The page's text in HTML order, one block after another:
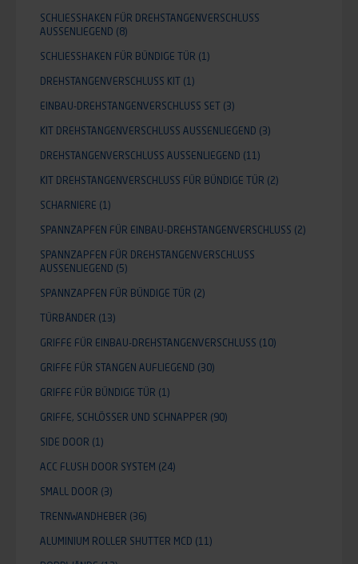
SCHLIESSHAKEN FÜR DREHSTANGENVERSCHLUSS A
USSENLIEGEND
(8)
SCHLIESSHAKEN FÜR BÜNDIGE TÜR (1)
DREHSTANGENVERSCHLUSS KIT (1)
EINBAU-DREHSTANGENVERSCHLUSS SET (3)
KIT DREHSTANGENVERSCHLUSS AUSSENLIEGEND (3)
DREHSTANGENVERSCHLUSS AUSSENLIEGEND (11)
KIT DREHSTANGENVERSCHLUSS FÜR BÜNDIGE TÜR (2)
SCHARNIERE (1)
SPANNZAPFEN FÜR EINBAU-DREHSTANGENVERSCHLUSS (2)
SPANNZAPFEN FÜR DREHSTANGENVERSCHLUSS
AUSSENLIEGEND (5)
SPANNZAPFEN FÜR BÜNDIGE TÜR (2)
TÜRBÄNDER (13)
GRIFFE FÜR EINBAU-DREHSTANGENVERSCHLUSS (10)
GRIFFE FÜR STANGEN AUFLIEGEND (30)
GRIFFE FÜR BÜNDIGE TÜR (1)
GRIFFE, SCHLÖSSER UND SCHNAPPER (90)
SIDE DOOR (1)
ACC FLUSH DOOR SYSTEM (24)
SMALL DOOR (3)
TRENNWANDHEBER (36)
ALUMINIUM ROLLER SHUTTER MCD (11)